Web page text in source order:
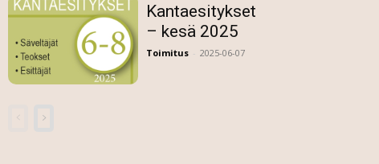
Kantaesitykset
– kesä 2025
Toimitus - 2025-06-07